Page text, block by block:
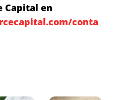
Capital en
conta